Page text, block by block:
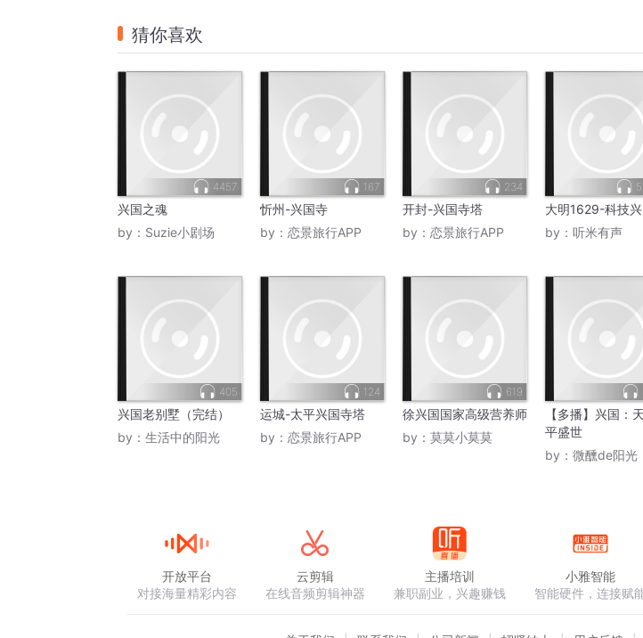
猜你喜欢
4457
兴国之魂
by： Suzie小剧场
167
忻州-兴国寺
by： 恋景旅行APP
234
开封-兴国寺塔
by： 恋景旅行APP
大明1629-科技
by： 听米有声
405
兴国老别墅（完结）
by： 生活中的阳光
124
运城-太平兴国寺塔
by： 恋景旅行APP
619
徐兴国国家高级营养师
by： 莫莫小莫莫
【多播】兴国：
平盛世
by： 微醺de阳光
开放平台
对接海量精彩内容
云剪辑
在线音频剪辑神器
主播培训
兼职副业，兴趣赚钱
小雅智能
智能硬件，连接赋